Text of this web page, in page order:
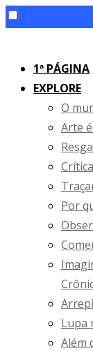
content1ª PÁGINA
EXPLORE
O
Arte
Por
Lupa
Além